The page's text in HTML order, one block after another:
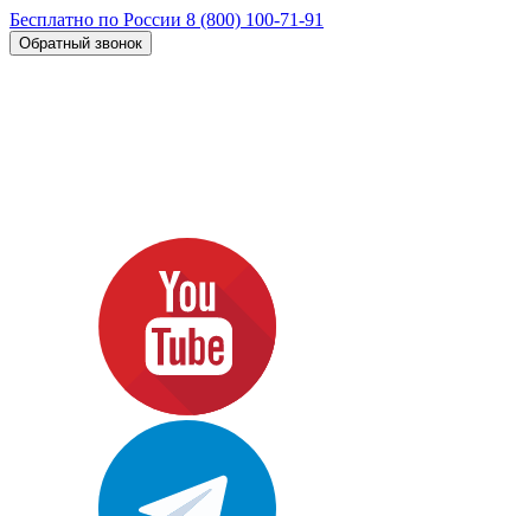
Бесплатно по России 8 (800) 100-71-91
Обратный звонок